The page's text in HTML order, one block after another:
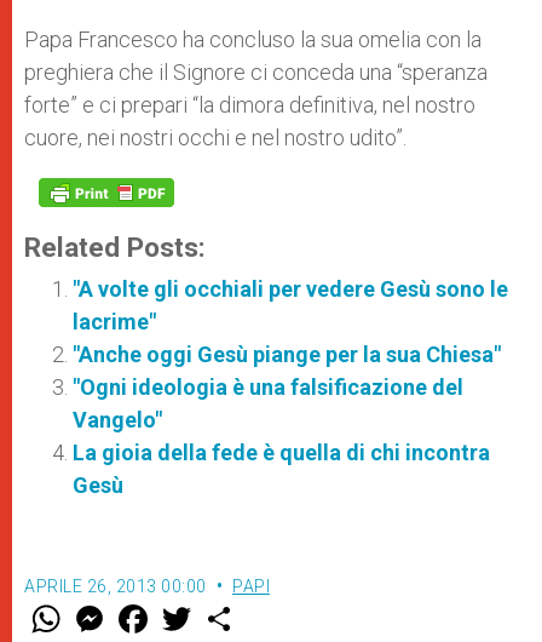
Papa Francesco ha concluso la sua omelia con la
preghiera che il Signore ci conceda una “speranza
forte” e ci prepari “la dimora definitiva, nel nostro
cuore, nei nostri occhi e nel nostro udito”.
Related Posts:
"A volte gli occhiali per vedere Gesù sono le
lacrime"
"Anche oggi Gesù piange per la sua Chiesa"
"Ogni ideologia è una falsificazione del
Vangelo"
La gioia della fede è quella di chi incontra
Gesù
APRILE 26, 2013 00:00 PAPI
W M
e
F
a w